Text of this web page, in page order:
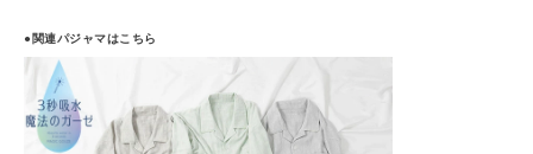
●関連パジャマはこちら